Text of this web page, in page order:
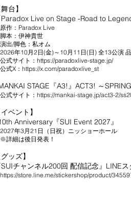
舞台】
Paradox Live on Stage -Road to
作：Paradox Live
本：伊神貴世
出/脚色：私オム
年10月2日(金)～10月11日(日) 全13公演
式サイト： https://paradoxlive-stage.jp/
式X： https://x.com/paradoxlive_st
STAGE『A3!』ACT3! ～
式サイト： https://mankai-stage.jp/act3-2/
イベント】
Anniversary『SUI Event 2027』
年3月21日（日祝）ニッショーホール
詳細は後日発表！
グッズ】
SUIチャンネル200回 配信記念』LINE
https://store.line.me/stickershop/product/